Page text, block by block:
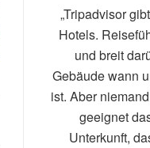
„Tripadvisor
Hotels.
und breit
Gebäude wann
ist. Aber
geeignet
Unterkunft,